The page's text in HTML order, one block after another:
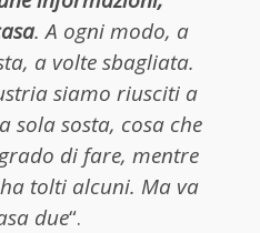
. A ogni modo, a
a volte sbagliata.
siamo riusciti a
sola sosta, cosa che
di fare, mentre
tolti alcuni. Ma va
due“.